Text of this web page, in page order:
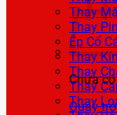
Chưa
Quay
Thay
Thay
Ép Cổ
Thay
Thay
Thay
Thay